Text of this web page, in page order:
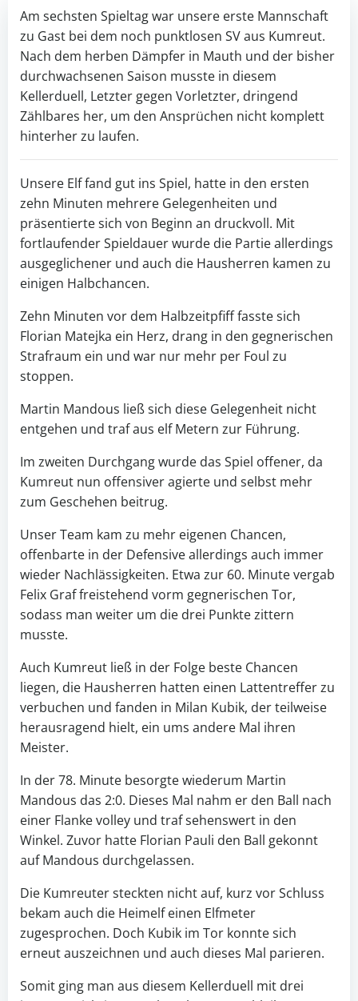
Am sechsten Spieltag war unsere erste Mannschaft
zu Gast bei dem noch punktlosen SV aus Kumreut.
Nach dem herben Dämpfer in Mauth und der bisher
durchwachsenen Saison musste in diesem
Kellerduell, Letzter gegen Vorletzter, dringend
Zählbares her, um den Ansprüchen nicht komplett
hinterher zu laufen.
Unsere Elf fand gut ins Spiel, hatte in den ersten
zehn Minuten mehrere Gelegenheiten und
präsentierte sich von Beginn an druckvoll. Mit
fortlaufender Spieldauer wurde die Partie allerdings
ausgeglichener und auch die Hausherren kamen zu
einigen Halbchancen.
Zehn Minuten vor dem Halbzeitpfiff fasste sich
Florian Matejka ein Herz, drang in den gegnerischen
Strafraum ein und war nur mehr per Foul zu
stoppen.
Martin Mandous ließ sich diese Gelegenheit nicht
entgehen und traf aus elf Metern zur Führung.
Im zweiten Durchgang wurde das Spiel offener, da
Kumreut nun offensiver agierte und selbst mehr
zum Geschehen beitrug.
Unser Team kam zu mehr eigenen Chancen,
offenbarte in der Defensive allerdings auch immer
wieder Nachlässigkeiten. Etwa zur 60. Minute vergab
Felix Graf freistehend vorm gegnerischen Tor,
sodass man weiter um die drei Punkte zittern
musste.
Auch Kumreut ließ in der Folge beste Chancen
liegen, die Hausherren hatten einen Lattentreffer zu
verbuchen und fanden in Milan Kubik, der teilweise
herausragend hielt, ein ums andere Mal ihren
Meister.
In der 78. Minute besorgte wiederum Martin
Mandous das 2:0. Dieses Mal nahm er den Ball nach
einer Flanke volley und traf sehenswert in den
Winkel. Zuvor hatte Florian Pauli den Ball gekonnt
auf Mandous durchgelassen.
Die Kumreuter steckten nicht auf, kurz vor Schluss
bekam auch die Heimelf einen Elfmeter
zugesprochen. Doch Kubik im Tor konnte sich
erneut auszeichnen und auch dieses Mal parieren.
Somit ging man aus diesem Kellerduell mit drei